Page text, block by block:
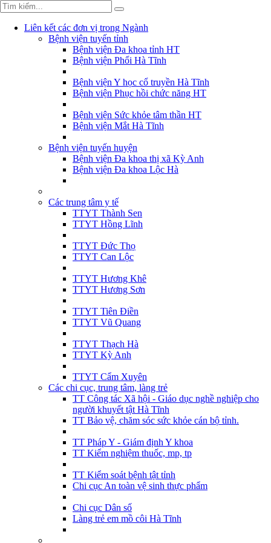
Liên kết các đơn vị trong Ngành
Bệnh viện tuyến tỉnh
Bệnh viện Đa khoa tỉnh HT
Bệnh viện Phổi Hà Tĩnh
Bệnh viện Y học cổ truyền Hà Tĩnh
Bệnh viện Phục hồi chức năng HT
Bệnh viện Sức khỏe tâm thần HT
Bệnh viện Mắt Hà Tĩnh
Bệnh viện tuyến huyện
Bệnh viện Đa khoa thị xã Kỳ Anh
Bệnh viện Đa khoa Lộc Hà
Các trung tâm y tế
TTYT Thành Sen
TTYT Hồng Lĩnh
TTYT Đức Thọ
TTYT Can Lộc
TTYT Hương Khê
TTYT Hương Sơn
TTYT Tiên Điền
TTYT Vũ Quang
TTYT Thạch Hà
TTYT Kỳ Anh
TTYT Cẩm Xuyên
Các chi cục, trung tâm, làng trẻ
TT Công tác Xã hội - Giáo dục nghề nghiệp cho
người khuyết tật Hà Tĩnh
TT Bảo vệ, chăm sóc sức khỏe cán bộ tỉnh.
TT Pháp Y - Giám định Y khoa
TT Kiểm nghiệm thuốc, mp, tp
TT Kiểm soát bệnh tật tỉnh
Chi cục An toàn vệ sinh thực phẩm
Chi cục Dân số
Làng trẻ em mồ côi Hà Tĩnh